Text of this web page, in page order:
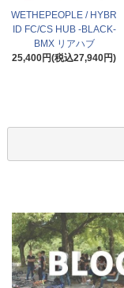
WETHEPEOPLE / HYBR
ID FC/CS HUB -BLACK-
BMX リアハブ
25,400円(税込27,940円)